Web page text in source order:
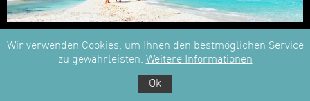
Schnorcheln am Hausriff
Wir verwenden Cookies, um Ihnen den bestmöglichen Service
zu gewährleisten. Weitere Informationen
Ok